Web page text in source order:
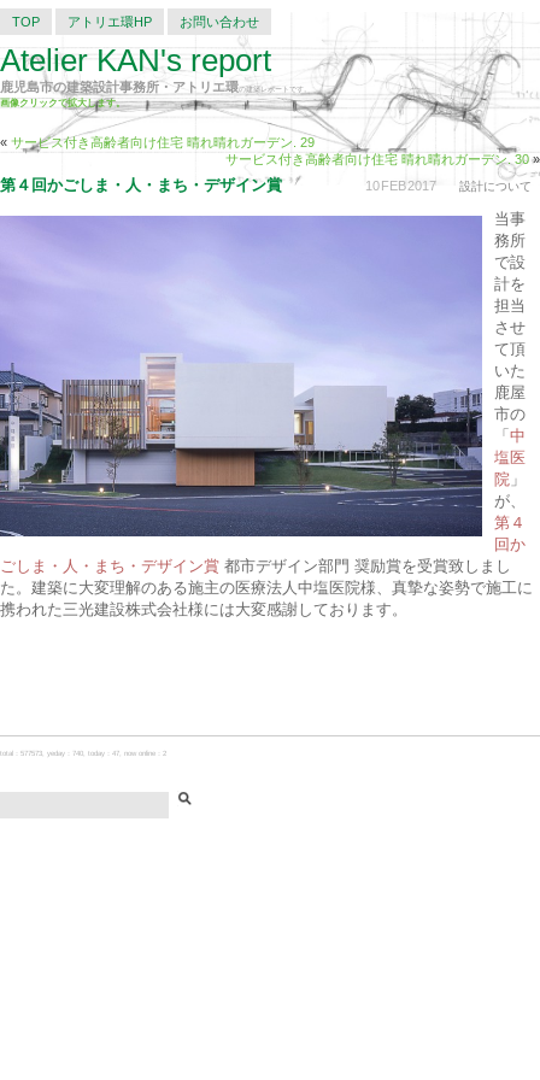
TOP アトリエ環HP お問い合わせ
Atelier KAN's report
鹿児島市の建築設計事務所・アトリエ環の建築レポートです。
画像クリックで拡大します。
« サービス付き高齢者向け住宅 晴れ晴れガーデン. 29
サービス付き高齢者向け住宅 晴れ晴れガーデン. 30»
10FEB2017 設計について
第４回かごしま・人・まち・デザイン賞
当事
務所
で設
計を
担当
させ
て頂
いた
鹿屋
市の
「 中
塩医
院 」
が、
第４
回か
ごしま・人・まち・デザイン賞 都市デザイン部門 奨励賞を受賞致しまし
た。建築に大変理解のある施主の医療法人中塩医院様、真摯な姿勢で施工に
携われた三光建設株式会社様には大変感謝しております。
total：577573, yeday：740, today：47, now online：2